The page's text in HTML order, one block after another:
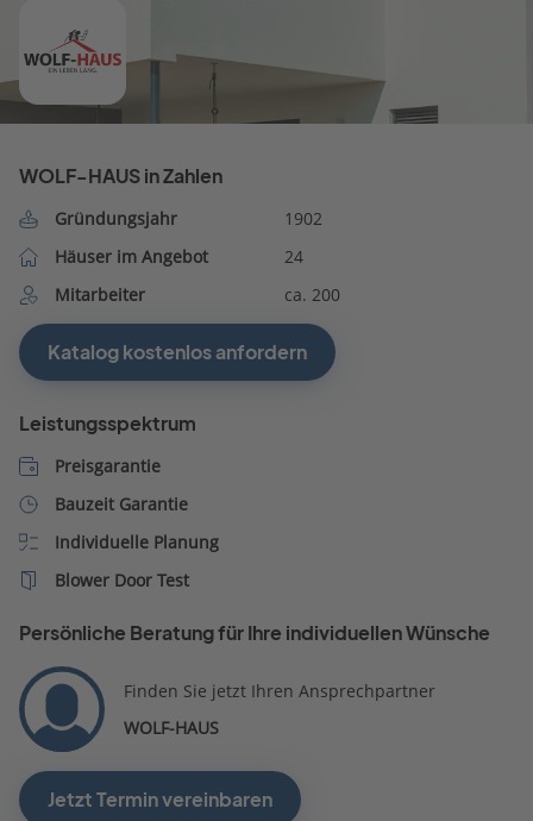
WOLF-HAUS in Zahlen
Gründungsjahr
1902
Häuser im Angebot
24
Mitarbeiter
ca. 200
Katalog kostenlos anfordern
Leistungsspektrum
Preisgarantie
Bauzeit Garantie
Individuelle Planung
Blower Door Test
Persönliche Beratung für Ihre individuellen Wünsche
Finden Sie jetzt Ihren Ansprechpartner
WOLF-HAUS
Jetzt Termin vereinbaren